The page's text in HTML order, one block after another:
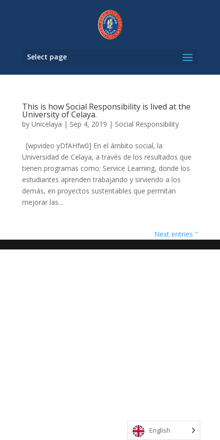
Select page
This is how Social Responsibility is lived at the
University of Celaya.
by Unicelaya | Sep 4, 2019 | Social Responsibility
[wpvideo yDfAHfw0] En el ámbito social, la
Universidad de Celaya, a través de los resultados que
tienen programas como: Service Learning, donde los
estudiantes aprenden trabajando y sirviendo a los
demás, en proyectos sustentables que permitan
mejorar las...
Next entries "
English